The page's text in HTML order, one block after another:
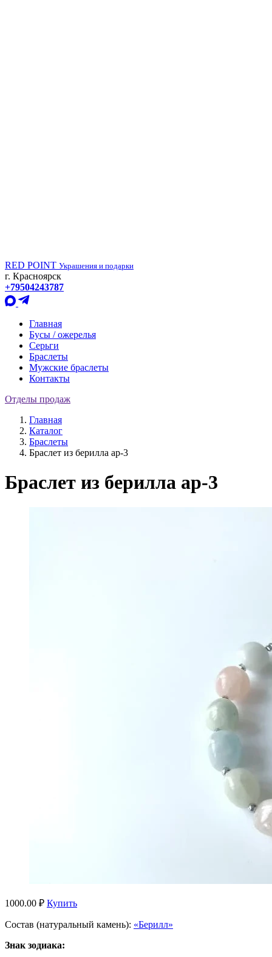
RED POINT Украшения и подарки
г. Красноярск
+79504243787
Главная
Бусы / ожерелья
Серьги
Браслеты
Мужские браслеты
Контакты
Отделы продаж
Главная
Каталог
Браслеты
Браслет из берилла ар-3
Браслет из берилла ар-3
1000.00 ₽ Купить
Состав (натуральный камень): «Берилл»
Знак зодиака: